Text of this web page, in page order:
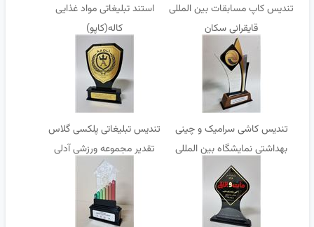
تندیس کاپ مسابقات بین المللی
قایقرانی سکان
استند تبلیغاتی مواد غذایی
کاله(کاپو)
تندیس کاشی سرامیک و چینی
بهداشتی نمایشگاه بین المللی
تهران
تندیس تبلیغاتی پلکسی گلاس
تقدیر مجموعه ورزشی آدلی